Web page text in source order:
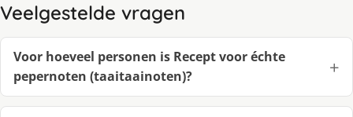
Veelgestelde vragen
Voor hoeveel personen is Recept voor échte
pepernoten (taaitaainoten)?